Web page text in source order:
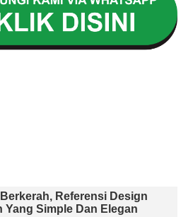
Referensi Design
Yang Simple Dan Elegan